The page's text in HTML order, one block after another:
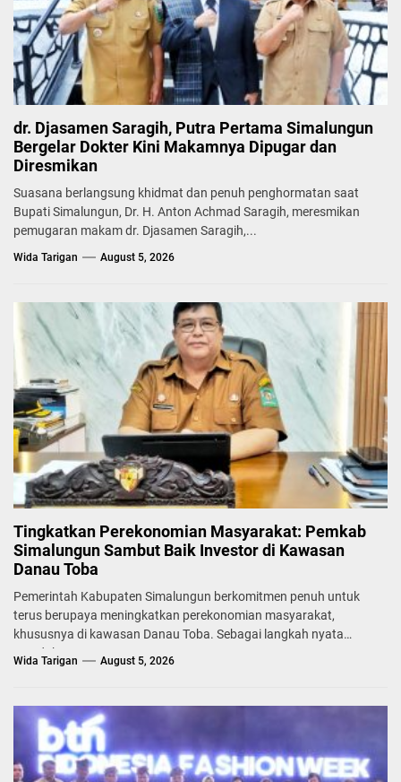
dr. Djasamen Saragih, Putra Pertama Simalungun
Bergelar Dokter Kini Makamnya Dipugar dan
Diresmikan
Suasana berlangsung khidmat dan penuh penghormatan saat
Bupati Simalungun, Dr. H. Anton Achmad Saragih, meresmikan
pemugaran makam dr. Djasamen Saragih,...
Wida Tarigan August 5, 2026
Tingkatkan Perekonomian Masyarakat: Pemkab
Simalungun Sambut Baik Investor di Kawasan
Danau Toba
Pemerintah Kabupaten Simalungun berkomitmen penuh untuk
terus berupaya meningkatkan perekonomian masyarakat,
khususnya di kawasan Danau Toba. Sebagai langkah nyata
mendukung...
Wida Tarigan August 5, 2026